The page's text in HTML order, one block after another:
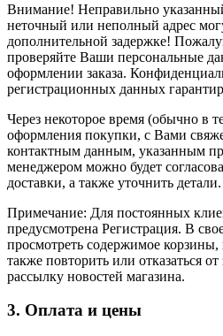
Внимание! Неправильно
неточный или неполный адрес
дополнительной задержке!
проверяйте Ваши персональные
оформлении заказа.
регистрационных данных
Через некоторое время (обычно в
оформления покупки, с Вами
контактным данным, указанным
менеджером можно будет
доставки, а также уточнить детали.
Примечание: Для постоянных
предусмотрена Регистрация. В
просмотреть содержимое корзины,
также повторить или отказаться от
рассылку новостей магазина.
3. Оплата и цены